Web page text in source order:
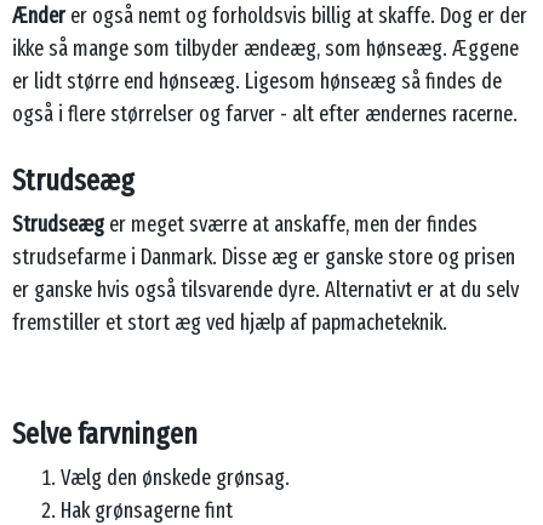
Ænderer også nemt og forholdsvis billig at skaffe. Dog er der
ikke så mange som tilbyder ændeæg, som hønseæg. Æggene
er lidt større end hønseæg. Ligesom hønseæg så findes de
også i flere størrelser og farver - alt efter ændernes racerne.
Strudseæg
Strudseæg er meget sværre at anskaffe, men der findes
strudsefarme i Danmark. Disse æg er ganske store og prisen
er ganske hvis også tilsvarende dyre. Alternativt er at du selv
fremstiller et stort æg ved hjælp af papmacheteknik.
Selve farvningen
Vælg den ønskede grønsag.
Hak grønsagerne fint